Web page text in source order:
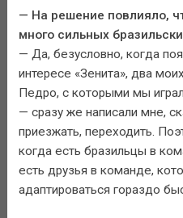
— На решение повлияло,
много сильных
— Да, безусловно, когда
интересе «Зенита», два
Педро, с которыми мы
— сразу же написали мне,
приезжать, переходить.
когда есть бразильцы в
есть друзья в команде,
адаптироваться гораздо